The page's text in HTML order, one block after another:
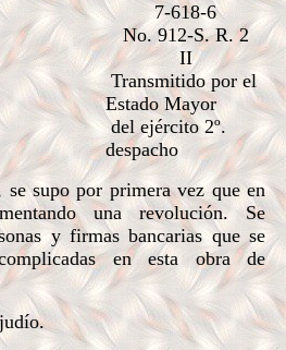
7-618-6
No. 912-S. R. 2
II
Transmitido por el
Estado Mayor
del ejército 2º.
despacho
supo por primera vez que en
una revolución. Se
y firmas bancarias que se
en esta obra de